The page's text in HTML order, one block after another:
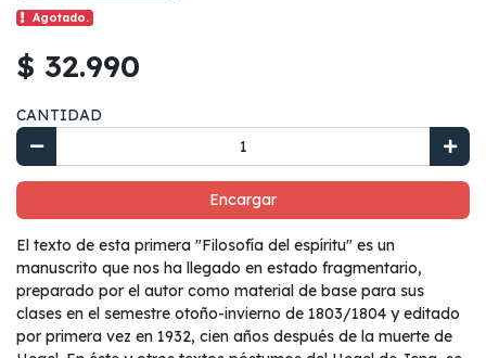
Agotado.
$ 32.990
CANTIDAD
Encargar
El texto de esta primera "Filosofía del espíritu" es un
manuscrito que nos ha llegado en estado fragmentario,
preparado por el autor como material de base para sus
clases en el semestre otoño-invierno de 1803/1804 y editado
por primera vez en 1932, cien años después de la muerte de